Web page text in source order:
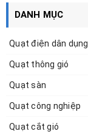
DANH MỤC
Quạt điện dân dụng
Quạt thông gió
Quạt sàn
Quạt công nghiệp
Quạt cắt gió